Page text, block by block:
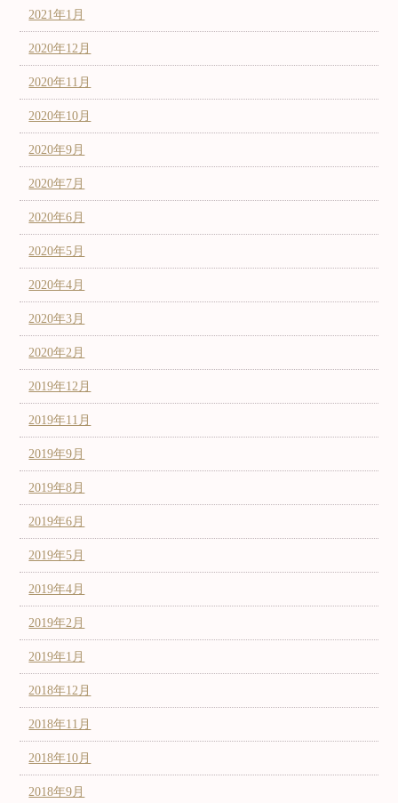
2021年1月
2020年12月
2020年11月
2020年10月
2020年9月
2020年7月
2020年6月
2020年5月
2020年4月
2020年3月
2020年2月
2019年12月
2019年11月
2019年9月
2019年8月
2019年6月
2019年5月
2019年4月
2019年2月
2019年1月
2018年12月
2018年11月
2018年10月
2018年9月